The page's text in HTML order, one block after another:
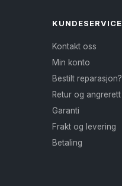
KUNDESERVICE
Kontakt oss
Min konto
Bestilt reparasjon?
Retur og angrerett
Garanti
Frakt og levering
Betaling